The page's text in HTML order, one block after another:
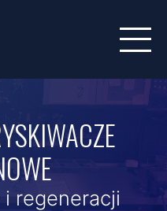
regeneracji